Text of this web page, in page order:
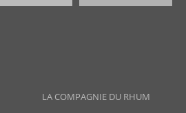
LA COMPAGNIE DU RHUM